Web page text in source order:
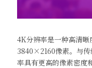
4K分辨率是一种高清
3840×2160像素。与
率具有更高的像素密度